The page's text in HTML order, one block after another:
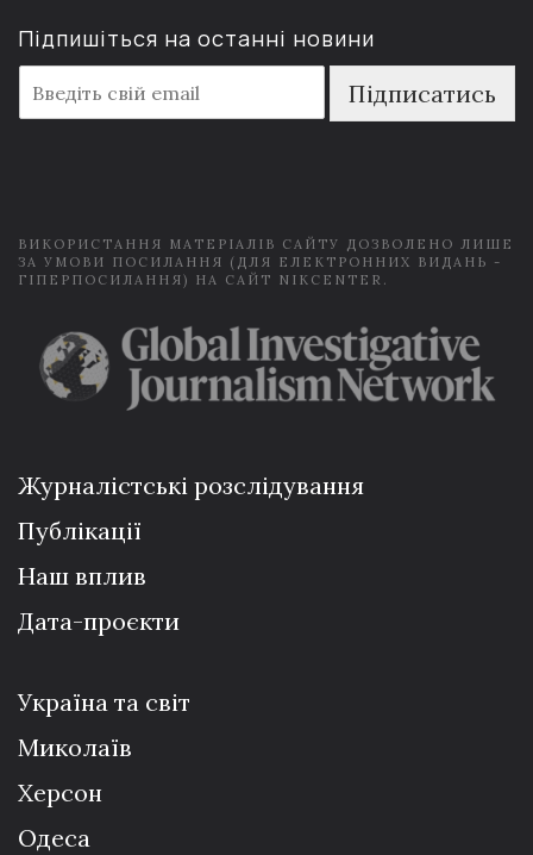
Підпишіться на останні новини
m
a
Підписатись
ВИКОРИСТАННЯ МАТЕРІАЛІВ САЙТУ ДОЗВОЛЕНО ЛИШЕ
ЗА УМОВИ ПОСИЛАННЯ (ДЛЯ ЕЛЕКТРОННИХ ВИДАНЬ -
ГІПЕРПОСИЛАННЯ) НА САЙТ NIKCENTER.
Журналістські розслідування
Публікації
Наш вплив
Дата-проєкти
Україна та світ
Миколаїв
Херсон
Одеса